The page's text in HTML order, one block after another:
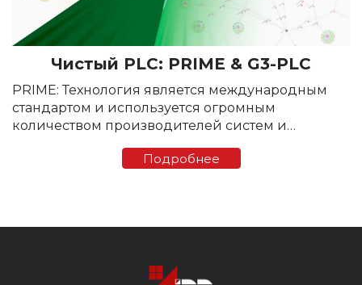
Чистый PLC: PRIME & G3-PLC
PRIME: Технология является международным
стандартом и используется огромным
количеством производителей систем и
параметрам физической среды передачи
Подробнее